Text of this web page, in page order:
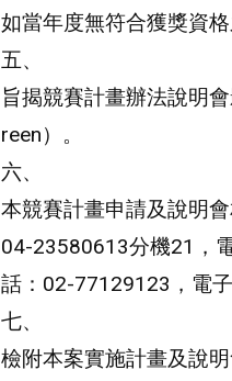
如當年度無符合獲獎資
五、
旨揭競賽計畫辦法說明
reen）。
六、
本競賽計畫申請及說明
04-23580613分機21，
話：02-77129123，電子
七、
檢附本案實施計畫及說明